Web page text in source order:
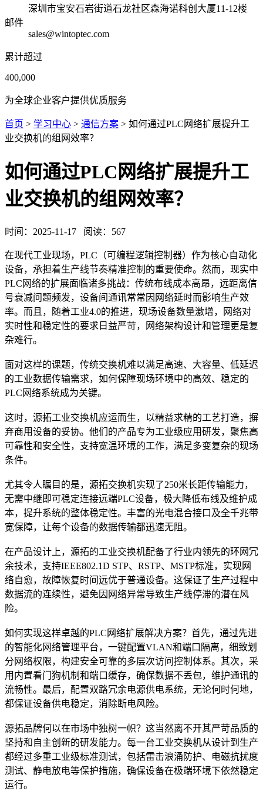
深圳市宝安石岩街道石龙社区森海诺科创大厦11-12楼
邮件
sales@wintoptec.com
累计超过
400,000
为全球企业客户提供优质服务
首页 > 学习中心 > 通信方案 > 如何通过PLC网络扩展提升工
业交换机的组网效率？
如何通过PLC网络扩展提升工
业交换机的组网效率？
时间： 2025-11-17 阅读： 567
在现代工业现场，PLC（可编程逻辑控制器）作为核心自动化
设备，承担着生产线节奏精准控制的重要使命。然而，现实中
PLC网络的扩展面临诸多挑战：传统布线成本高昂，远距离信
号衰减问题频发，设备间通讯常常因网络延时而影响生产效
率。而且，随着工业4.0的推进，现场设备数量激增，网络对
实时性和稳定性的要求日益严苛，网络架构设计和管理更是复
杂难行。
面对这样的课题，传统交换机难以满足高速、大容量、低延迟
的工业数据传输需求，如何保障现场环境中的高效、稳定的
PLC网络系统成为关键。
这时，源拓工业交换机应运而生，以精益求精的工艺打造，摒
弃商用设备的妥协。他们的产品专为工业级应用研发，聚焦高
可靠性和安全性，支持宽温环境的工作，满足多变复杂的现场
条件。
尤其令人瞩目的是，源拓交换机实现了250米长距传输能力，
无需中继即可稳定连接远端PLC设备，极大降低布线及维护成
本，提升系统的整体稳定性。丰富的光电混合接口及全千兆带
宽保障，让每个设备的数据传输都迅速无阻。
在产品设计上，源拓的工业交换机配备了行业内领先的环网冗
余技术，支持IEEE802.1D STP、RSTP、MSTP标准，实现网
络自愈，故障恢复时间远优于普通设备。这保证了生产过程中
数据流的连续性，避免因网络异常导致生产线停滞的潜在风
险。
如何实现这样卓越的PLC网络扩展解决方案？首先，通过先进
的智能化网络管理平台，一键配置VLAN和端口隔离，细致划
分网络权限，构建安全可靠的多层次访问控制体系。其次，采
用内置看门狗机制和端口缓存，确保数据不丢包，维护通讯的
流畅性。最后，配置双路冗余电源供电系统，无论何时何地，
都保证设备供电稳定，消除断电风险。
源拓品牌何以在市场中独树一帜？这当然离不开其严苛品质的
坚持和自主创新的研发能力。每一台工业交换机从设计到生产
都经过多重工业级标准测试，包括雷击浪涌防护、电磁抗扰度
测试、静电放电等保护措施，确保设备在极端环境下依然稳定
运行。